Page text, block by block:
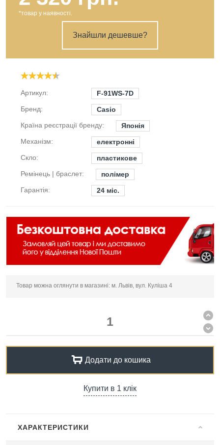
*товар у наявності.
Знайшли дешевше?
Артикул:
F-91WS-7D
Бренд:
Casio
Країна реєстрації бренду:
Японія
Механізм:
електронні
Скло:
пластикове
Ремінець | браслет:
полімер
Гарантія:
24 міс.
Товар можна оглянути в магазині: м. Львів, вул. Куліша 4
Додати до кошика
Купити в 1 клік
ХАРАКТЕРИСТИКИ